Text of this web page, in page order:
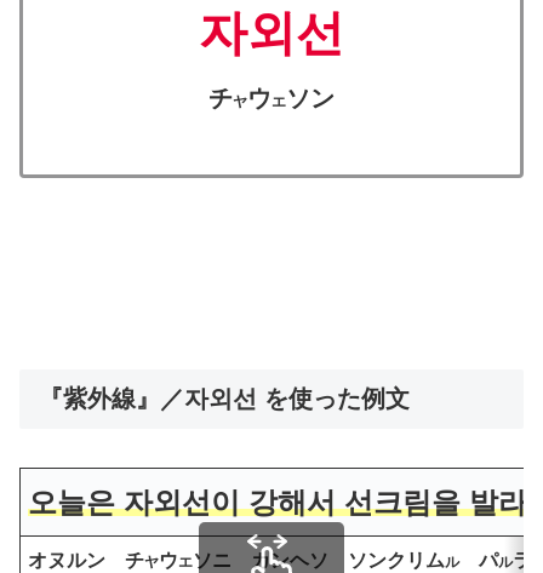
자외선
チヤウ エソン
『紫外線』／자외선 を使った例文
오늘은 자외선이 강해서 선크림을 발라
オヌルン チヤウエソニ カンヘソ ソンクリムルパルラ